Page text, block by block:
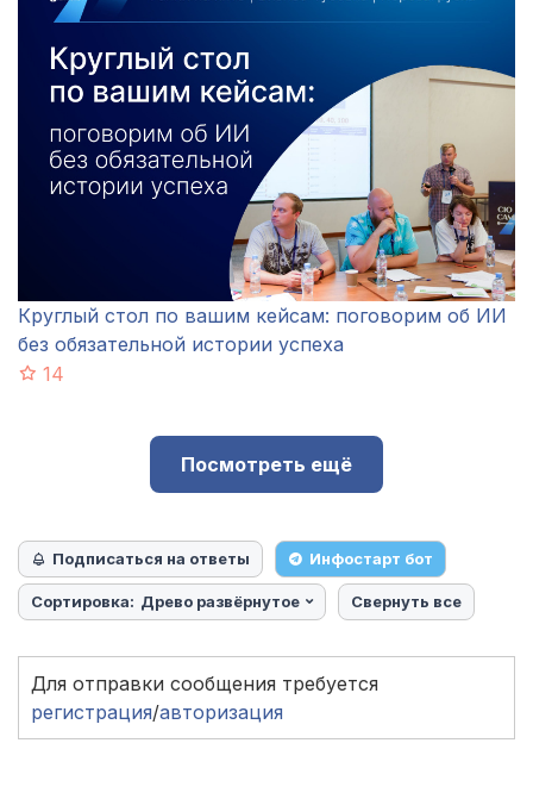
Круглый стол по вашим кейсам: поговорим об ИИ
без обязательной истории успеха
14
Посмотреть ещё
Подписаться на ответы Инфостарт бот
Сортировка: Древо развёрнутое Свернуть все
Для отправки сообщения требуется
регистрация/авторизация